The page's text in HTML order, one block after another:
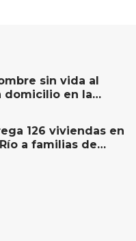
sin vida al
domicilio en la
San Juan del
126 viviendas en
a familias de